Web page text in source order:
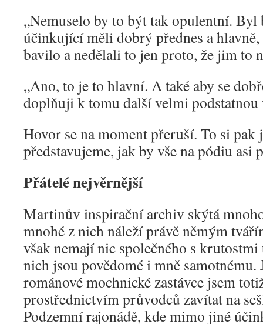
„Nemuselo by to být tak opulentní. Byl
účinkující měli dobrý přednes a
bavilo a nedělali to jen proto, že jim to
„Ano, to je to hlavní. A také aby se
doplňuji k tomu další velmi podstatnou
Hovor se na moment přeruší. To si pak
představujeme, jak by vše na pódiu asi
Přátelé nejvěrnější
Martinův inspirační archiv skýtá
mnohé z nich náleží právě němým
však nemají nic společného s
nich jsou povědomé i mně
románové mochnické zastávce jsem
prostřednictvím průvodců zavítat na
Podzemní rajonádě, kde mimo jiné